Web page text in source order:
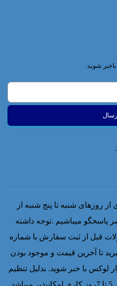
شوید:
5 تا 7 روز کاری از روزهای شنبه تا پنج شنبه از
کاری ۹صبح الی ۷عصر پاسخگو میباشیم .توجه داشته
قبل از ثبت سفارش با شماره
تا آخرین قیمت و موجود بودن
لوکس با خبر شوید. بدلیل تنظیم
نبودن بازار ارسال محصولات از 5 تا 7روز کاری امکانپذیر میباشد.